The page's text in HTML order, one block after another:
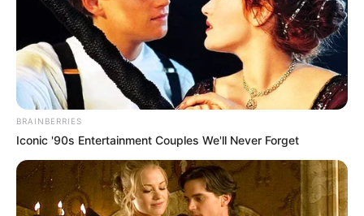
BRAINBERRIES
Iconic '90s Entertainment Couples We'll Never Forget